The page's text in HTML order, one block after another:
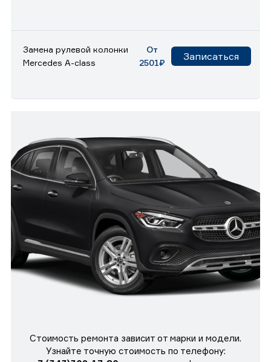
Замена рулевой колонки
Mercedes A-class
От
2501₽
Записаться
Стоимость ремонта зависит от марки и модели.
Узнайте точную стоимость по телефону: